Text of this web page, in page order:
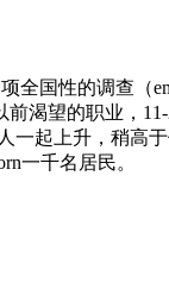
国性的调查（
望的职业，
起上升，稍高
一千名居民。